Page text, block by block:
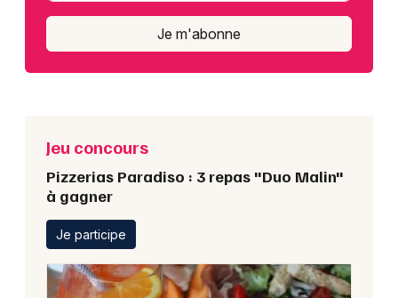
Je m'abonne
Jeu concours
Pizzerias Paradiso : 3 repas "Duo Malin"
à gagner
Je participe